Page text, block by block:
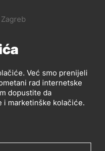
Već smo prenijeli
rad internetske
dopustite da
i marketinške kolačiće.